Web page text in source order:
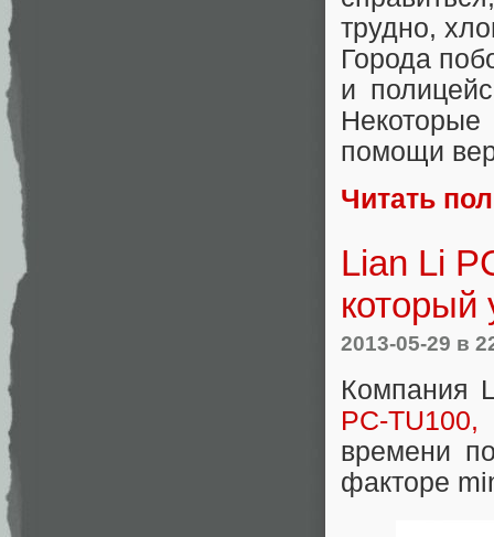
трудно,
Города
и
помощи
Читать
Lian Li
который
2013-05-29 в
Компания
PC-
времени
факторе